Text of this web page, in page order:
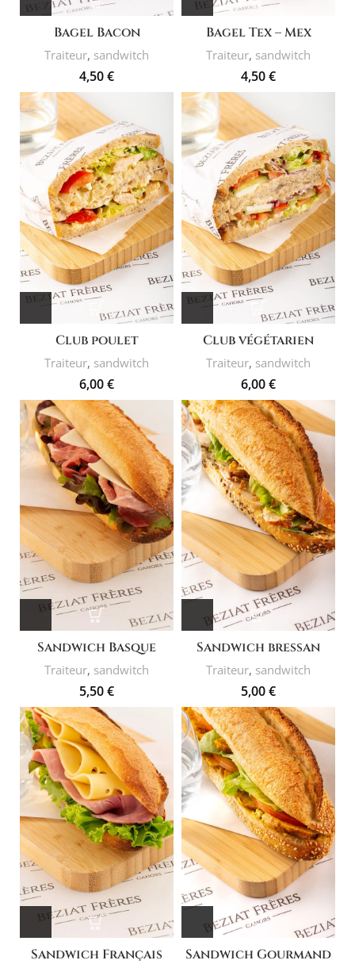
Bagel Bacon
Traiteur, sandwitch
4,50€
Bagel Tex – Mex
Traiteur, sandwitch
4,50€
Club poulet
Traiteur, sandwitch
6,00€
Club végétarien
Traiteur, sandwitch
6,00€
Sandwich Basque
Traiteur, sandwitch
5,50€
Sandwich bressan
Traiteur, sandwitch
5,00€
Sandwich Français Sandwich Gourmand